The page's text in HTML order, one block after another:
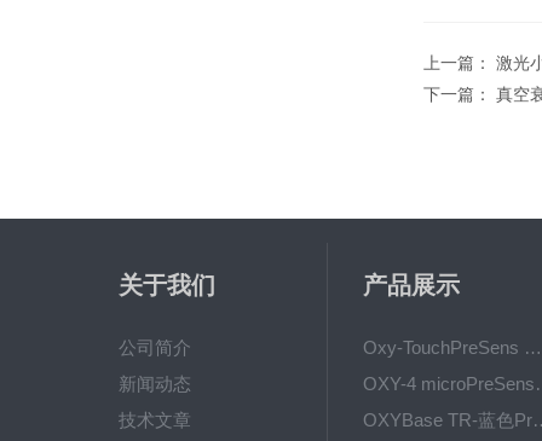
上一篇： 激光
下一篇： 真空
关于我们
公司简介
新闻动态
技术文章
产品展示
Oxy-TouchPreSens 氧分析仪 多孔培养容器监测
OXY-4
OXYBase TR-蓝色